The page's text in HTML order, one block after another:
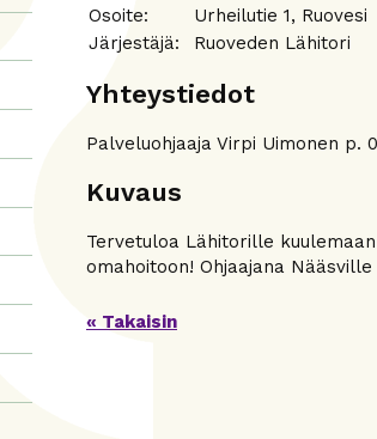
Osoite:
Urheilutie 1, Ruovesi
Järjestäjä:
Ruoveden Lähitori
Yhteystiedot
Palveluohjaaja Virpi Uimonen p.
Kuvaus
Tervetuloa Lähitorille
omahoitoon! Ohjaajana
« Takaisin